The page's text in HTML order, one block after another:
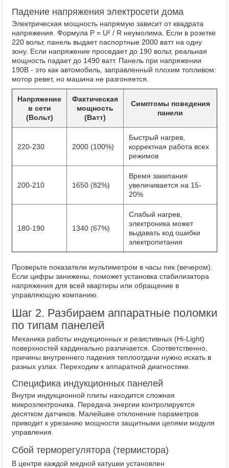
Падение напряжения электросети дома
Электрическая мощность напрямую зависит от квадрата
напряжения. Формула P = U² / R неумолима. Если в розетке
220 вольт, панель выдает паспортные 2000 ватт на одну
зону. Если напряжение проседает до 190 вольт, реальная
мощность падает до 1490 ватт. Панель при напряжении
190В - это как автомобиль, заправленный плохим топливом:
мотор ревет, но машина не разгоняется.
Напряжение
в сети
(Вольт)
Фактическая
мощность
(Ватт)
Симптомы поведения
панели
220-230 2000 (100%)
Быстрый нагрев,
корректная работа всех
режимов
200-210 1650 (82%)
Время закипания
увеличивается на 15-
20%
180-190 1340 (67%)
Слабый нагрев,
электроника может
выдавать код ошибки
электропитания
Проверьте показатели мультиметром в часы пик (вечером).
Если цифры занижены, поможет установка стабилизатора
напряжения для всей квартиры или обращение в
управляющую компанию.
Шаг 2. Разбираем аппаратные поломки
по типам панелей
Механика работы индукционных и резистивных (Hi-Light)
поверхностей кардинально различается. Соответственно,
причины внутреннего падения теплоотдачи нужно искать в
разных узлах. Переходим к аппаратной диагностике.
Специфика индукционных панелей
Внутри индукционной плиты находится сложная
микроэлектроника. Передача энергии контролируется
десятком датчиков. Малейшее отклонение параметров
приводит к урезанию мощности защитными цепями модуля
управления.
Сбой терморегулятора (термистора)
В центре каждой медной катушки установлен